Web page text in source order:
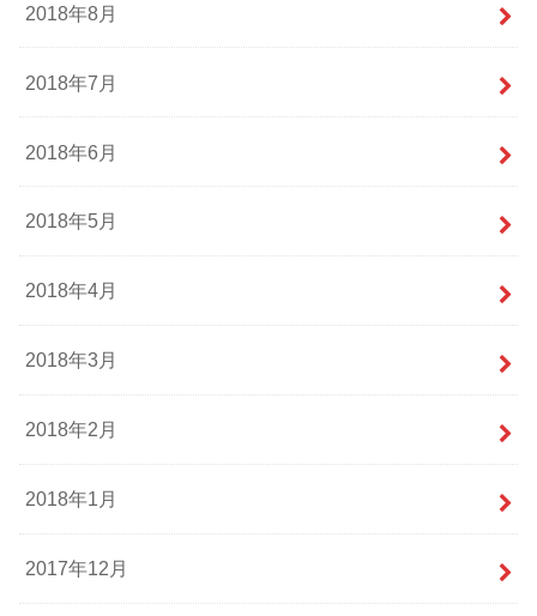
2018年8月
2018年7月
2018年6月
2018年5月
2018年4月
2018年3月
2018年2月
2018年1月
2017年12月